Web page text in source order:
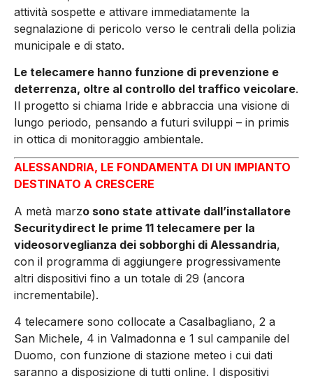
attività sospette e attivare immediatamente la
segnalazione di pericolo verso le centrali della polizia
municipale e di stato.
Le telecamere hanno funzione di prevenzione e
deterrenza, oltre al controllo del traffico veicolare.
Il progetto si chiama Iride e abbraccia una visione di
lungo periodo, pensando a futuri sviluppi – in primis
in ottica di monitoraggio ambientale.
ALESSANDRIA, LE FONDAMENTA DI UN IMPIANTO
DESTINATO A CRESCERE
A metà marzo sono state attivate dall’installatore
Securitydirect le prime 11 telecamere per la
videosorveglianza dei sobborghi di Alessandria,
con il programma di aggiungere progressivamente
altri dispositivi fino a un totale di 29 (ancora
incrementabile).
4 telecamere sono collocate a Casalbagliano, 2 a
San Michele, 4 in Valmadonna e 1 sul campanile del
Duomo, con funzione di stazione meteo i cui dati
saranno a disposizione di tutti online. I dispositivi